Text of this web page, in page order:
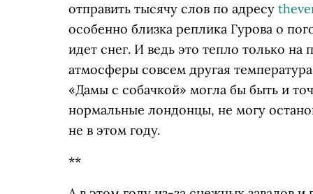
отправить тысячу слов по адресу
особенно близка реплика Гурова о
идет снег. И ведь это тепло только на
атмосферы совсем другая
«Дамы с собачкой» могла бы быть и
нормальные лондонцы, не могу
не в этом году.
**